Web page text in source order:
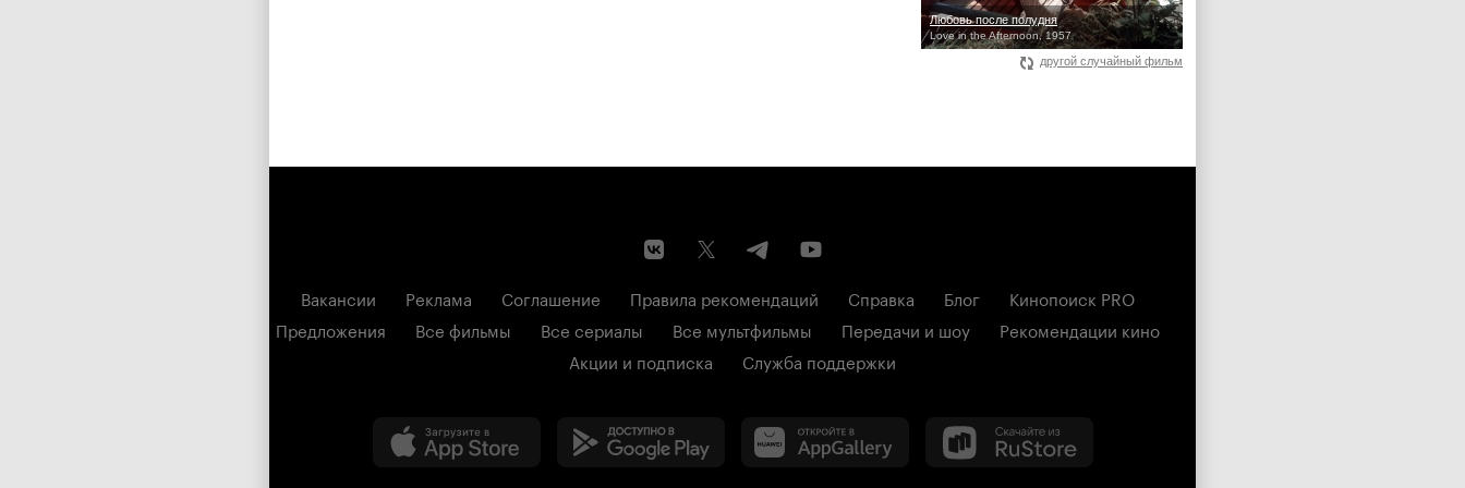
Любовь после полудня
Love in the Afternoon, 1957
другой случайный фильм
Вакансии Реклама Соглашение Правила рекомендаций Справка Блог
Кинопоиск PRO
Предложения
Все фильмы Все сериалы Все мультфильмы Передачи и шоу
Рекомендации кино
Акции и подписка
Служба поддержки